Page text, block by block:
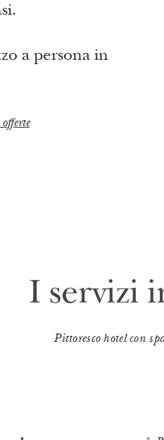
a persona in
I servizi
Pittoresco hotel con